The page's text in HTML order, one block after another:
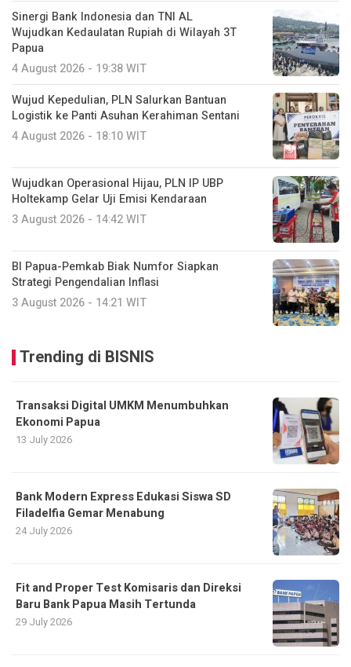
Sinergi Bank Indonesia dan TNI AL
Wujudkan Kedaulatan Rupiah di Wilayah 3T
Papua
4 August 2026 - 19:38 WIT
Wujud Kepedulian, PLN Salurkan Bantuan
Logistik ke Panti Asuhan Kerahiman Sentani
4 August 2026 - 18:10 WIT
Wujudkan Operasional Hijau, PLN IP UBP
Holtekamp Gelar Uji Emisi Kendaraan
3 August 2026 - 14:42 WIT
BI Papua-Pemkab Biak Numfor Siapkan
Strategi Pengendalian Inflasi
3 August 2026 - 14:21 WIT
Trending di BISNIS
Transaksi Digital UMKM Menumbuhkan
Ekonomi Papua
13 July 2026
Bank Modern Express Edukasi Siswa SD
Filadelfia Gemar Menabung
24 July 2026
Fit and Proper Test Komisaris dan Direksi
Baru Bank Papua Masih Tertunda
29 July 2026